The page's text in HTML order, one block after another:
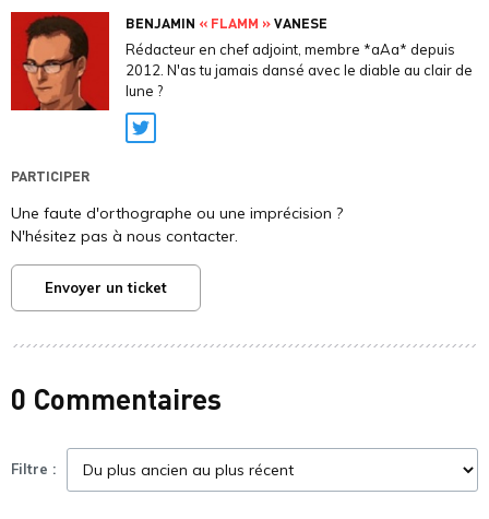
BENJAMIN « FLAMM »VANESE
Rédacteur en chef adjoint, membre *aAa* depuis
2012. N'as tu jamais dansé avec le diable au clair de
lune ?
Twitter
PARTICIPER
Une faute d'orthographe ou une imprécision ?
N'hésitez pas à nous contacter.
Envoyer un ticket
0 Commentaires
Filtre :